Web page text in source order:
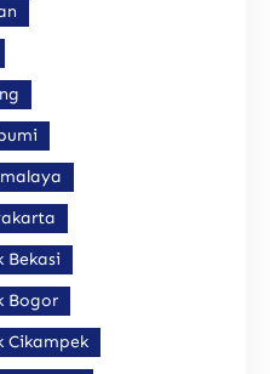
Bekasi
Bogor
Cikampek